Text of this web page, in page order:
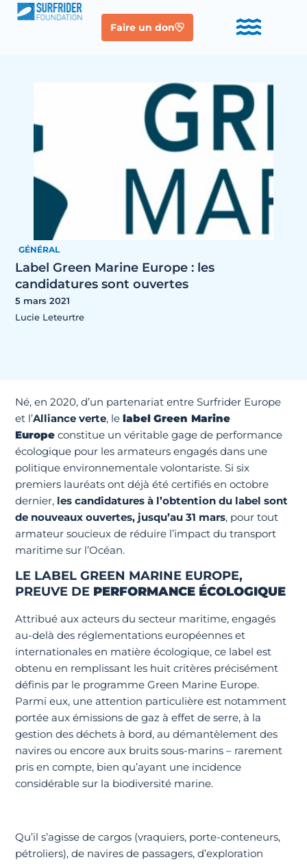
Faire un don
GÉNÉRAL
Label Green Marine Europe : les
candidatures sont ouvertes
5 mars 2021
Lucie Leteurtre
Né, en 2020, d’un partenariat entre Surfrider Europe
et l’Alliance verte, lelabel Green Marine
Europe constitue un véritable gage de performance
écologique pour les armateurs engagés dans une
politique environnementale volontariste. Si six
premiers lauréats ont déjà été certifiés en octobre
dernier, les candidatures à l’obtention du label sont
de nouveaux ouvertes, jusqu’au 31 mars, pour tout
armateur soucieux de réduire l’impact du transport
maritime sur l’Océan.
LE LABEL GREEN MARINE EUROPE,
PREUVE DE PERFORMANCE ÉCOLOGIQUE
Attribué aux acteurs du secteur maritime, engagés
au-delà des réglementations européennes et
internationales en matière écologique, ce label est
obtenu en remplissant les huit critères précisément
définis par le programme Green Marine Europe.
Parmi eux, une attention particulière est notamment
portée aux émissions de gaz à effet de serre, à la
gestion des déchets à bord, au démantèlement des
navires ou encore aux bruits sous-marins – rarement
pris en compte, bien qu’ayant une incidence
considérable sur la biodiversité marine.
Qu’il s’agisse de cargos (vraquiers, porte-conteneurs,
pétroliers), de navires de passagers, d’exploration